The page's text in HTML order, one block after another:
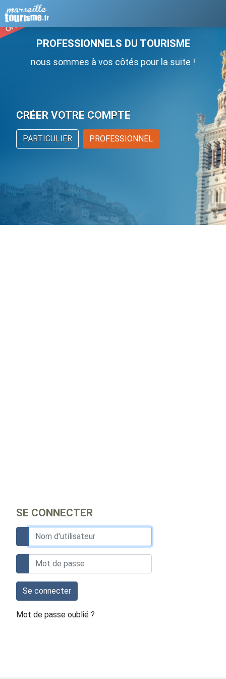
PROFESSIONNELS DU TOURISME
nous sommes à vos côtés pour la suite !
CRÉER VOTRE COMPTE
PARTICULIER PROFESSIONNEL
SE CONNECTER
Se connecter
Mot de passe oublié ?